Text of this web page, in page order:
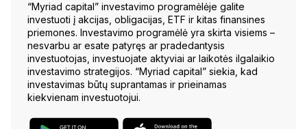
“Myriad capital” investavimo programėlėje galite
investuoti į akcijas, obligacijas, ETF ir kitas finansines
priemones. Investavimo programėlė yra skirta visiems –
nesvarbu ar esate patyręs ar pradedantysis
investuotojas, investuojate aktyviai ar laikotės ilgalaikio
investavimo strategijos. “Myriad capital” siekia, kad
investavimas būtų suprantamas ir prieinamas
kiekvienam investuotojui.